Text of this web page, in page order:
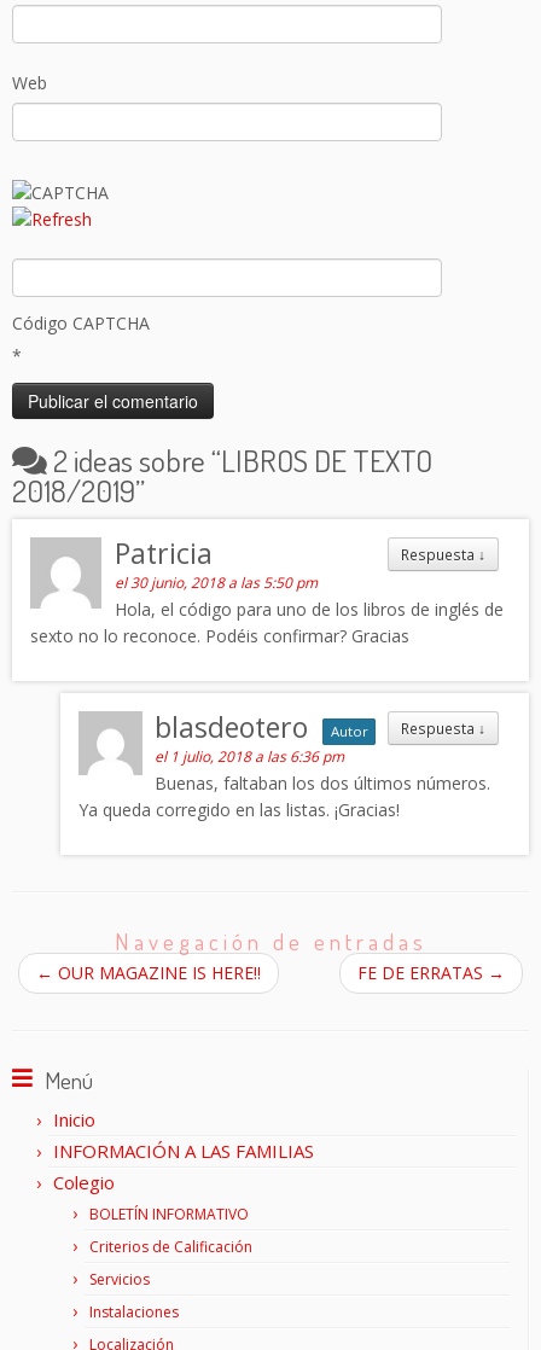
Web
Código CAPTCHA
*
2 ideas sobre “LIBROS DE TEXTO
2018/2019”
Respuesta ↓
Patricia
el 30 junio, 2018 a las 5:50 pm
Hola, el código para uno de los libros de inglés de
sexto no lo reconoce. Podéis confirmar? Gracias
Respuesta ↓
blasdeotero Autor
el 1 julio, 2018 a las 6:36 pm
Buenas, faltaban los dos últimos números.
Ya queda corregido en las listas. ¡Gracias!
Navegación de entradas
← OUR MAGAZINE IS HERE!! FE DE ERRATAS →
Menú
Inicio
INFORMACIÓN A LAS FAMILIAS
Colegio
BOLETÍN INFORMATIVO
Criterios de Calificación
Servicios
Instalaciones
Localización